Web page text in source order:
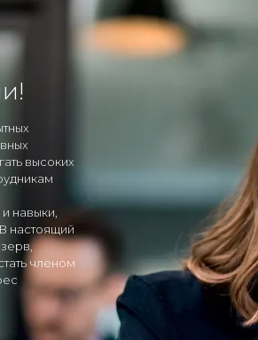
высоких
навыки,
настоящий
членом